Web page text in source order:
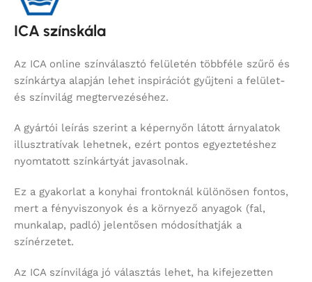
ICA színskála
Az ICA online színválasztó felületén többféle szűrő és
színkártya alapján lehet inspirációt gyűjteni a felület-
és színvilág megtervezéséhez.
A gyártói leírás szerint a képernyőn látott árnyalatok
illusztratívak lehetnek, ezért pontos egyeztetéshez
nyomtatott színkártyát javasolnak.
Ez a gyakorlat a konyhai frontoknál különösen fontos,
mert a fényviszonyok és a környező anyagok (fal,
munkalap, padló) jelentősen módosíthatják a
színérzetet.
Az ICA színvilága jó választás lehet, ha kifejezetten